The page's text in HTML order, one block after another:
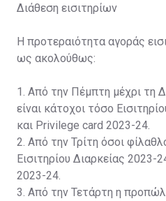
Διάθεση εισιτηρίων
Η προτεραιότητα αγοράς
ως ακολούθως:
1. Από την Πέμπτη μέχρι τη
είναι κάτοχοι τόσο
και Privilege card 2023-24.
2. Από την Τρίτη όσοι
Εισιτηρίου Διαρκείας 2023-
2023-24.
3. Από την Τετάρτη η